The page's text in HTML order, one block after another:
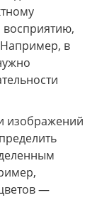
в
изображений
—